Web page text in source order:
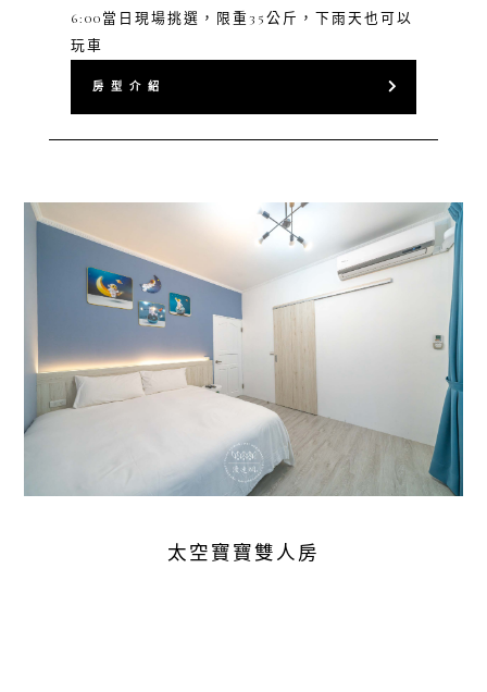
6:00當日現場挑選，限重35公斤，下雨天也可以
玩車
房 型 介 紹
太空寶寶雙人房